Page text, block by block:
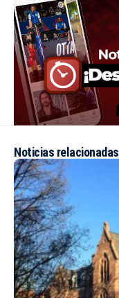
Noticias relacionadas